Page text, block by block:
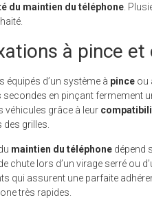
du maintien du téléphone .
à pince et
équipés d’un système à pince ou
secondes en pinçant fermement
véhicules grâce à leur
grilles.
maintien du téléphone dépend
chute lors d’un virage serré ou
qui assurent une parfaite
très rapides.